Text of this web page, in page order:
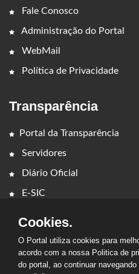
Fale Conosco
Administração do Portal
WebMail
Política de Privacidade
Transparência
Portal da Transparência
Servidores
Diário Oficial
E-SIC
Cookies.
O Portal utiliza cookies para
acordo com a nossa Politica de
do portal, ao continuar